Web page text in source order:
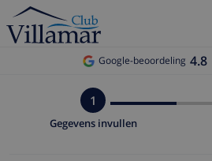
Google-beoordeling 4.8
1
Gegevens invullen